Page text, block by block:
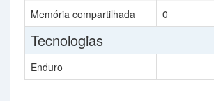
Memória compartilhada
0
Tecnologias
Enduro